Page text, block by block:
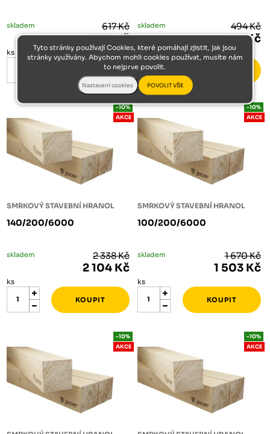
skladem 617 Kč
555 Kč
ks
skladem 494 Kč
444 Kč
ks
SMRKOVÝ STAVEBNÍ HRANOL
140/200/6000
-10%
AKCE
skladem 2 338 Kč
2 104 Kč
ks
SMRKOVÝ STAVEBNÍ HRANOL
100/200/6000
-10%
AKCE
skladem 1 670 Kč
1 503 Kč
ks
-10%
AKCE
-10%
AKCE
Tyto stránky používají Cookies, které pomáhají zjistit, jak jsou
stránky využívány. Abychom mohli cookies používat, musíte nám
to nejprve povolit.